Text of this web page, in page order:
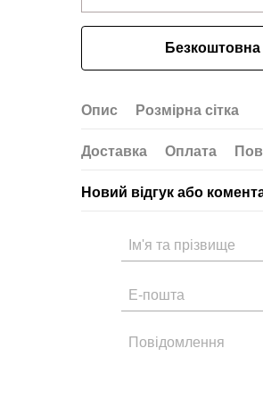
Безкоштовна
Опис Розмірна сітка
Доставка Оплата
Новий відгук або